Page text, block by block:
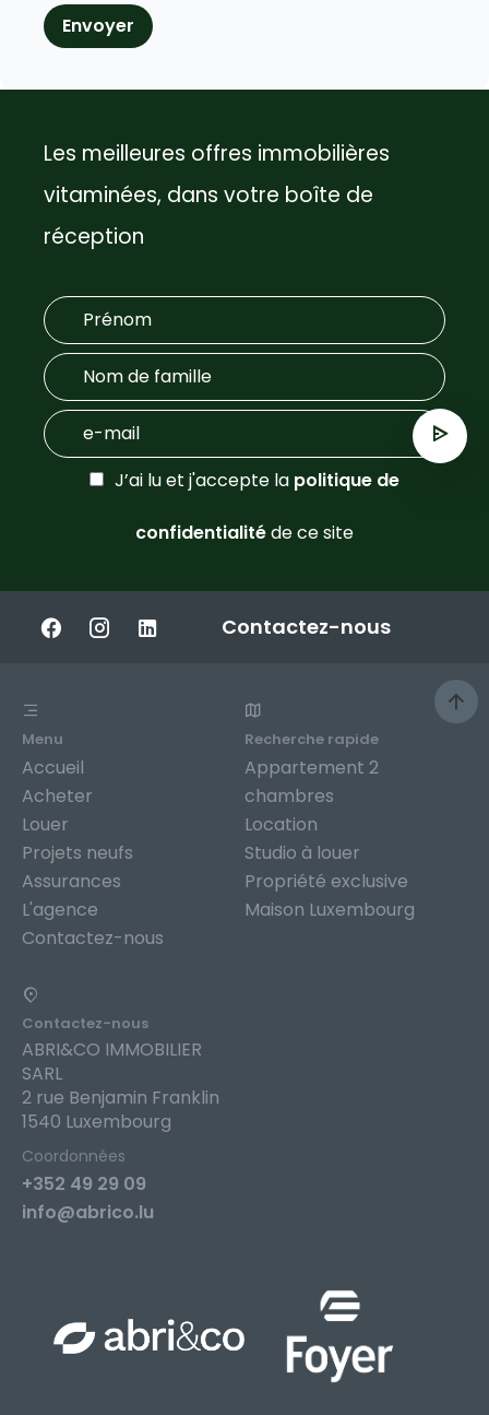
Envoyer
Les meilleures offres immobilières
vitaminées, dans votre boîte de
réception
J’ai lu et j'accepte la politique de
confidentialitéde ce site
Contactez-nous
Menu
Accueil
Acheter
Louer
Projets neufs
Assurances
L'agence
Contactez-nous
Recherche rapide
Appartement 2
chambres
Location
Studio à louer
Propriété exclusive
Maison Luxembourg
Contactez-nous
ABRI&CO IMMOBILIER
SARL
2 rue Benjamin Franklin
1540 Luxembourg
Coordonnées
+352 49 29 09
info@abrico.lu